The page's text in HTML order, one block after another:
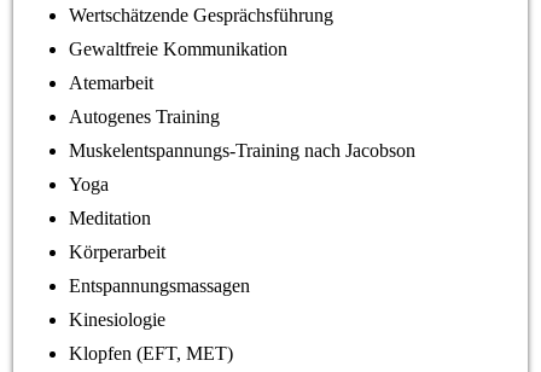
Wertschätzende Gesprächsführung
Gewaltfreie Kommunikation
Atemarbeit
Autogenes Training
Muskelentspannungs-Training nach Jacobson
Yoga
Meditation
Körperarbeit
Entspannungsmassagen
Kinesiologie
Klopfen (EFT, MET)